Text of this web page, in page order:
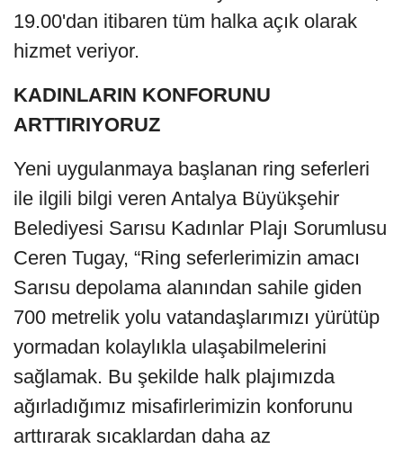
19.00'dan itibaren tüm halka açık olarak
hizmet veriyor.
KADINLARIN KONFORUNU
ARTTIRIYORUZ
Yeni uygulanmaya başlanan ring seferleri
ile ilgili bilgi veren Antalya Büyükşehir
Belediyesi Sarısu Kadınlar Plajı Sorumlusu
Ceren Tugay, “Ring seferlerimizin amacı
Sarısu depolama alanından sahile giden
700 metrelik yolu vatandaşlarımızı yürütüp
yormadan kolaylıkla ulaşabilmelerini
sağlamak. Bu şekilde halk plajımızda
ağırladığımız misafirlerimizin konforunu
arttırarak sıcaklardan daha az